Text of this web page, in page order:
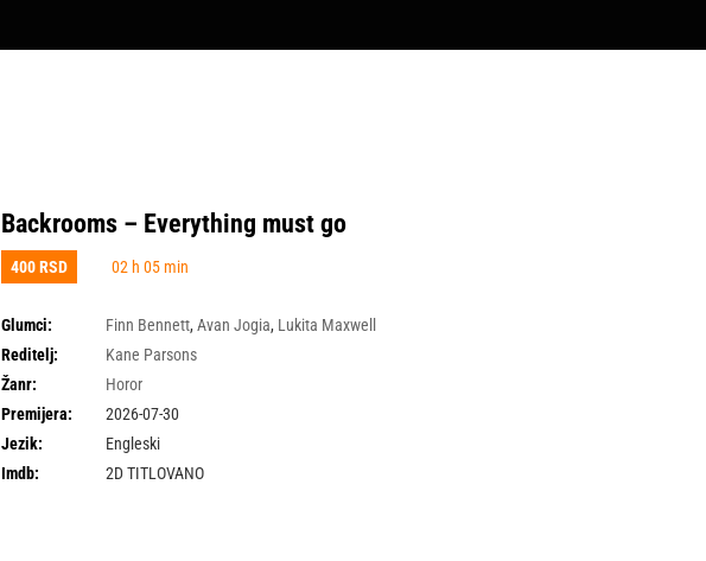
Backrooms – Everything must go
400 RSD 02 h 05 min
Glumci: Finn Bennett, Avan Jogia, Lukita Maxwell
Reditelj:
Kane Parsons
Žanr:
Horor
Premijera:
2026-07-30
Jezik:
Engleski
Imdb:
2D TITLOVANO